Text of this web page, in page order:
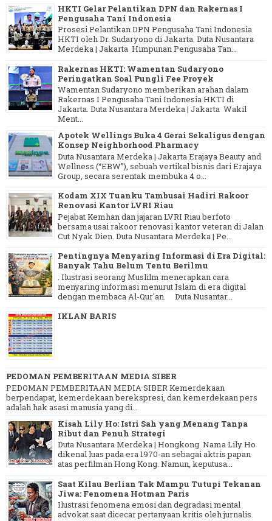
HKTI Gelar Pelantikan DPN dan Rakernas I
Pengusaha Tani Indonesia
Prosesi Pelantikan DPN Pengusaha Tani Indonesia
HKTI oleh Dr. Sudaryono di Jakarta. Duta Nusantara
Merdeka | Jakarta Himpunan Pengusaha Tan...
Rakernas HKTI: Wamentan Sudaryono
Peringatkan Soal Pungli Fee Proyek
Wamentan Sudaryono memberikan arahan dalam
Rakernas I Pengusaha Tani Indonesia HKTI di
Jakarta. Duta Nusantara Merdeka | Jakarta Wakil
Ment...
Apotek Wellings Buka 4 Gerai Sekaligus dengan
Konsep Neighborhood Pharmacy
Duta Nusantara Merdeka | Jakarta Erajaya Beauty and
Wellness (“EBW”), sebuah vertikal bisnis dari Erajaya
Group, secara serentak membuka 4 o...
Kodam XIX Tuanku Tambusai Hadiri Rakoor
Renovasi Kantor LVRI Riau
Pejabat Kemhan dan jajaran LVRI Riau berfoto
bersama usai rakoor renovasi kantor veteran di Jalan
Cut Nyak Dien. Duta Nusantara Merdeka | Pe...
Pentingnya Menyaring Informasi di Era Digital:
Banyak Tahu Belum Tentu Berilmu
. Ilustrasi seorang Muslilm menerapkan cara
menyaring informasi menurut Islam di era digital
dengan membaca Al-Qur'an. Duta Nusantar...
IKLAN BARIS
PEDOMAN PEMBERITAAN MEDIA SIBER
PEDOMAN PEMBERITAAN MEDIA SIBER Kemerdekaan
berpendapat, kemerdekaan berekspresi, dan kemerdekaan pers
adalah hak asasi manusia yang di...
Kisah Lily Ho: Istri Sah yang Menang Tanpa
Ribut dan Penuh Strategi
Duta Nusantara Merdeka | Hongkong Nama Lily Ho
dikenal luas pada era 1970-an sebagai aktris papan
atas perfilman Hong Kong. Namun, keputusa...
Saat Kilau Berlian Tak Mampu Tutupi Tekanan
Jiwa: Fenomena Hotman Paris
Ilustrasi fenomena emosi dan degradasi mental
advokat saat dicecar pertanyaan kritis oleh jurnalis.